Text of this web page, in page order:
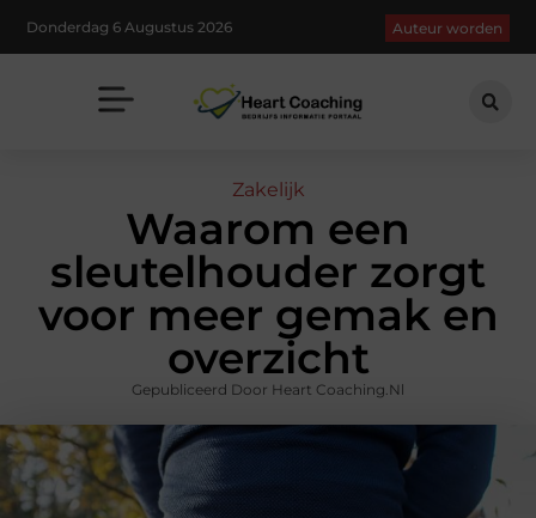
Donderdag 6 Augustus 2026 Auteur worden
Zakelijk
Waarom een
sleutelhouder zorgt
voor meer gemak en
overzicht
Gepubliceerd Door Heart Coaching.nl